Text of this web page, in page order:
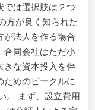
立
に
つ
き、
合
同
会
社
では選択肢は２つ
方が良く知られた
が法人を作る場合
合同会社はただ小
きな資本投入を伴
ためのビークルに
。 まず、設立費用